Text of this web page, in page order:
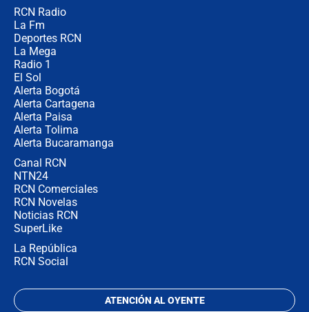
RCN Radio
La Fm
Deportes RCN
La Mega
Radio 1
El Sol
Alerta Bogotá
Alerta Cartagena
Alerta Paisa
Alerta Tolima
Alerta Bucaramanga
Canal RCN
NTN24
RCN Comerciales
RCN Novelas
Noticias RCN
SuperLike
La República
RCN Social
ATENCIÓN AL OYENTE